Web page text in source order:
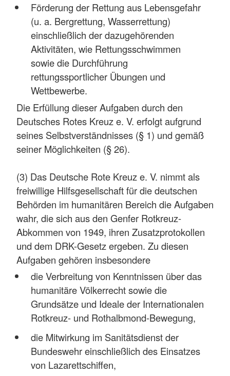
Förderung der Rettung aus Lebensgefahr
(u. a. Bergrettung, Wasserrettung)
einschließlich der dazugehörenden
Aktivitäten, wie Rettungsschwimmen
sowie die Durchführung
rettungssportlicher Übungen und
Wettbewerbe.
Die Erfüllung dieser Aufgaben durch den
Deutsches Rotes Kreuz e. V. erfolgt aufgrund
seines Selbstverständnisses (§ 1) und gemäß
seiner Möglichkeiten (§ 26).
(3) Das Deutsche Rote Kreuz e. V. nimmt als
freiwillige Hilfsgesellschaft für die deutschen
Behörden im humanitären Bereich die Aufgaben
wahr, die sich aus den Genfer Rotkreuz-
Abkommen von 1949, ihren Zusatzprotokollen
und dem DRK-Gesetz ergeben. Zu diesen
Aufgaben gehören insbesondere
die Verbreitung von Kenntnissen über das
humanitäre Völkerrecht sowie die
Grundsätze und Ideale der Internationalen
Rotkreuz- und Rothalbmond-Bewegung,
die Mitwirkung im Sanitätsdienst der
Bundeswehr einschließlich des Einsatzes
von Lazarettschiffen,